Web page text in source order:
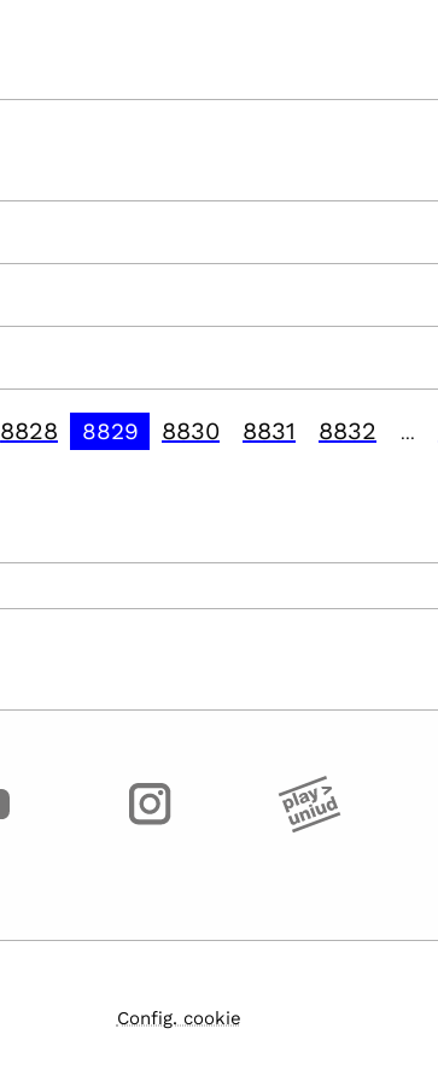
8828 8829 8830 8831 8832
Config. cookie